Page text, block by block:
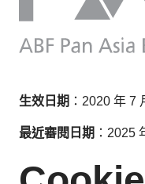
生效日期 ：2020 年 7
最近審閱日期 ：2025